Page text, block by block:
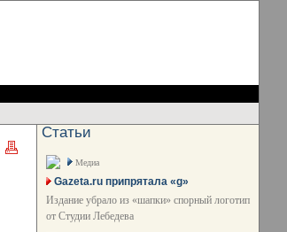
Статьи
Медиа
Gazeta.ru припрятала «g»
Издание убрало из «шапки» спорный логотип
от Студии Лебедева